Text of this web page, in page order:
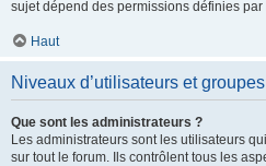
sujet dépend des permissions définies par
Haut
Niveaux d’utilisateurs et groupes
Que sont les administrateurs ?
Les administrateurs sont les utilisateurs
sur tout le forum. Ils contrôlent tous les